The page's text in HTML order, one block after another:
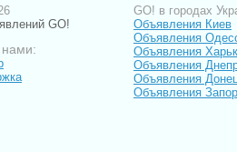
GO!
нами:
GO! в городах
Объявления Киев
Объявления
Объявления
Объявления
Объявления
Объявления